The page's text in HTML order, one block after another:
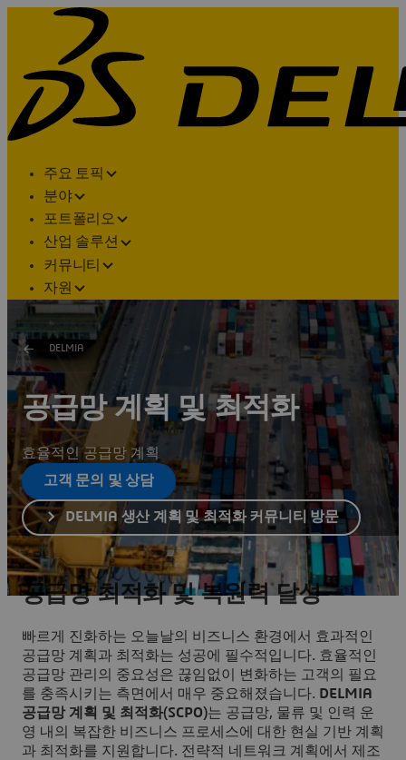
주요 토픽
분야
포트폴리오
산업 솔루션
커뮤니티
자원
DELMIA
공급망 계획 및 최적화
효율적인 공급망 계획
고객 문의 및 상담
DELMIA 생산 계획 및 최적화 커뮤니티 방문
공급망 최적화 및 복원력 달성
빠르게 진화하는 오늘날의 비즈니스 환경에서 효과적인
공급망 계획과 최적화는 성공에 필수적입니다. 효율적인
공급망 관리의 중요성은 끊임없이 변화하는 고객의 필요
를 충족시키는 측면에서 매우 중요해졌습니다. DELMIA
공급망 계획 및 최적화(SCPO)는 공급망, 물류 및 인력 운
영 내의 복잡한 비즈니스 프로세스에 대한 현실 기반 계획
과 최적화를 지원합니다. 전략적 네트워크 계획에서 제조